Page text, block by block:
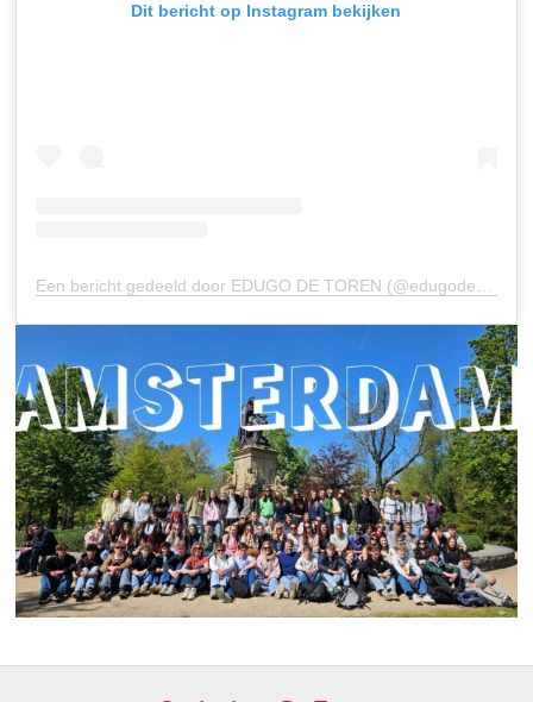
Dit bericht op Instagram bekijken
Een bericht gedeeld door EDUGO DE TOREN (@edugodetoren)